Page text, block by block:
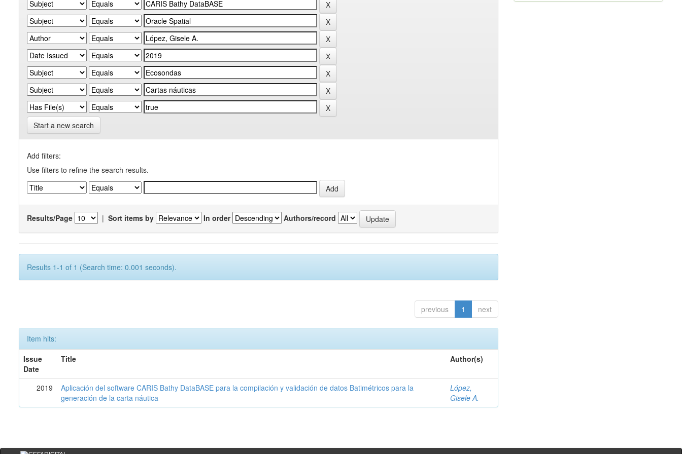
Start a new search
Add filters:
Use filters to refine the search results.
Results/Page | Sort items by In order Authors/record
Results 1-1 of 1 (Search time: 0.001 seconds).
previous 1 next
Item hits:
Issue
Date
Title Author(s)
2019
Aplicación del software CARIS Bathy DataBASE para la compilación y validación de datos Batimétricos para la
generación de la carta náutica
López,
Gisele A.